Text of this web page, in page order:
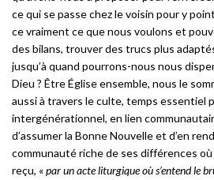
ce qui se passe chez le voisin pour y
ce vraiment ce que nous voulons et
des bilans, trouver des trucs plus
jusqu’à quand pourrons-nous nous
Dieu ? Être Église ensemble, nous le
aussi à travers le culte, temps essentiel
intergénérationnel, en lien
d’assumer la Bonne Nouvelle et d’en
communauté riche de ses différences où
reçu, «par un acte liturgique où s’entend le